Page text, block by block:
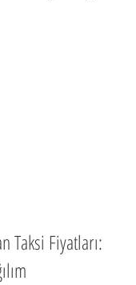
Taksi Fiyatları: